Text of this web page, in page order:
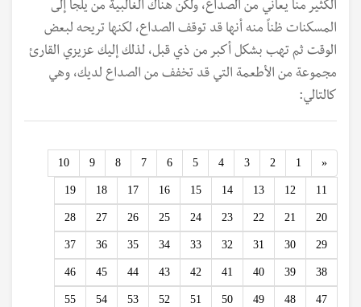
الكثير منا يعاني من الصداع، ولكن هناك الغالبية من يلجأ إلى
المسكنات ظناً منه أنها قد توقف الصداع، لكنها تريحه لبعض
الوقت ثم تهب بشكل أكبر من ذي قبل، لذلك إليك عزيزي القارئ
مجموعة من الأطعمة التي قد تخفف من الصداع لديك، وهي
كالتالي:
«
Previous
1
2
3
4
5
6
7
8
9
10
11
12
13
14
15
16
17
18
19
20
21
22
23
24
25
26
27
28
29
30
31
32
33
34
35
36
37
38
39
40
41
42
43
44
45
46
47
48
49
50
51
52
53
54
55